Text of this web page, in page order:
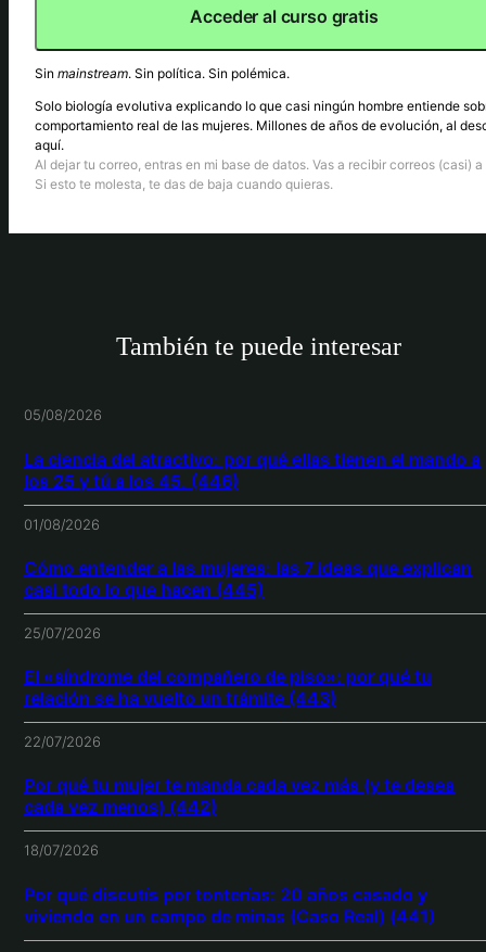
Acceder al curso gratis
Sin mainstream. Sin política. Sin polémica.
Solo biología evolutiva explicando lo que casi ningún hombre entiende
comportamiento real de las mujeres. Millones de años de evolución, al
aquí.
Al dejar tu correo, entras en mi base de datos. Vas a recibir correos (casi)
Si esto te molesta, te das de baja cuando quieras.
También te puede interesar
05/08/2026
La ciencia del atractivo: por qué ellas tienen el mando a
los 25 y tú a los 45. (446)
01/08/2026
Cómo entender a las mujeres: las 7 ideas que explican
casi todo lo que hacen (445)
25/07/2026
El «síndrome del compañero de piso»: por qué tu
relación se ha vuelto un trámite (443)
22/07/2026
Por qué tu mujer te manda cada vez más (y te desea
cada vez menos) (442)
18/07/2026
Por qué discutís por tonterías: 20 años casado y
viviendo en un campo de minas (Caso Real) (441)